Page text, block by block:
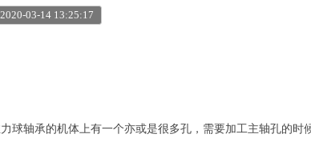
2020-03-14 13:25:17
球轴承的机体上有一个亦或是很多孔，需要加工主轴孔的时